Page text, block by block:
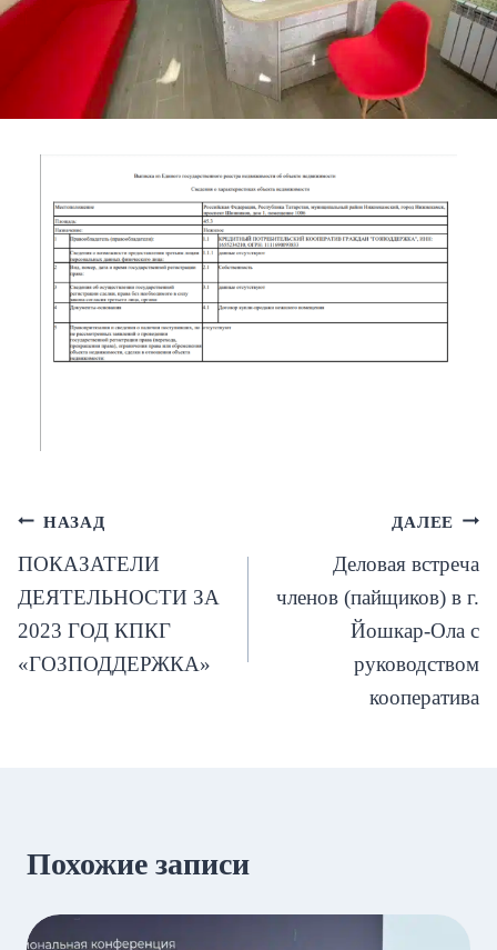
Навигация
по
записям
НАЗАД
ПОКАЗАТЕЛИ
ДЕЯТЕЛЬНОСТИ ЗА
2023 ГОД КПКГ
«ГОЗПОДДЕРЖКА»
ДАЛЕЕ
Деловая встреча
членов (пайщиков) в г.
Йошкар-Ола с
руководством
кооператива
Похожие записи